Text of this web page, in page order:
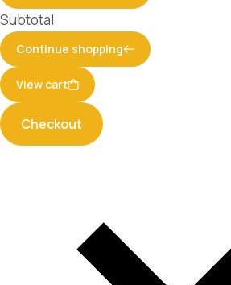
Subtotal
Continue shopping
View cart
Checkout